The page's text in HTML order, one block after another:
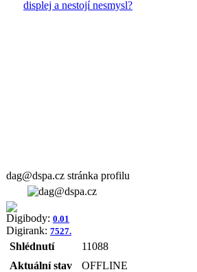
displej a nestojí nesmysl?
dag@dspa.cz stránka profilu
Digibody: 0.01
Digirank: 7527.
Shlédnutí
11088
Aktuální stav
OFFLINE